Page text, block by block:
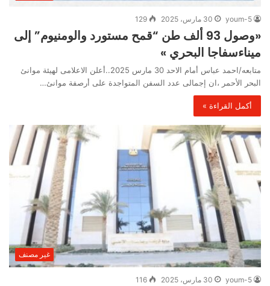
youm-5 30 مارس، 2025 129
«وصول 93 ألف طن “قمح مستورد والومنيوم” إلى
ميناءسفاجا البحري »
متابعه/احمد عباس أمام الاحد 30 مارس 2025..أعلن الاعلامى لهيئة موانئ
البحر الأحمر ،ان إجمالى عدد السفن المتواجدة على أرصفة موانئ…
أكمل القراءة »
غير مصنف
youm-5 30 مارس، 2025 116